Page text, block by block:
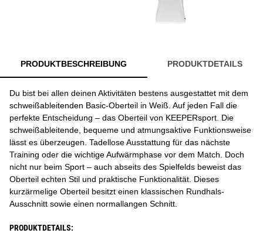
PRODUKTBESCHREIBUNG PRODUKTDETAILS
Du bist bei allen deinen Aktivitäten bestens ausgestattet mit dem
schweißableitenden Basic-Oberteil in Weiß. Auf jeden Fall die
perfekte Entscheidung – das Oberteil von KEEPERsport. Die
schweißableitende, bequeme und atmungsaktive Funktionsweise
lässt es überzeugen. Tadellose Ausstattung für das nächste
Training oder die wichtige Aufwärmphase vor dem Match. Doch
nicht nur beim Sport – auch abseits des Spielfelds beweist das
Oberteil echten Stil und praktische Funktionalität. Dieses
kurzärmelige Oberteil besitzt einen klassischen Rundhals-
Ausschnitt sowie einen normallangen Schnitt.
PRODUKTDETAILS: